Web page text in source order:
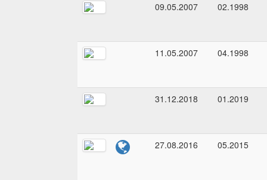
09.05.2007 02.1998
11.05.2007 04.1998
31.12.2018 01.2019
27.08.2016 05.2015